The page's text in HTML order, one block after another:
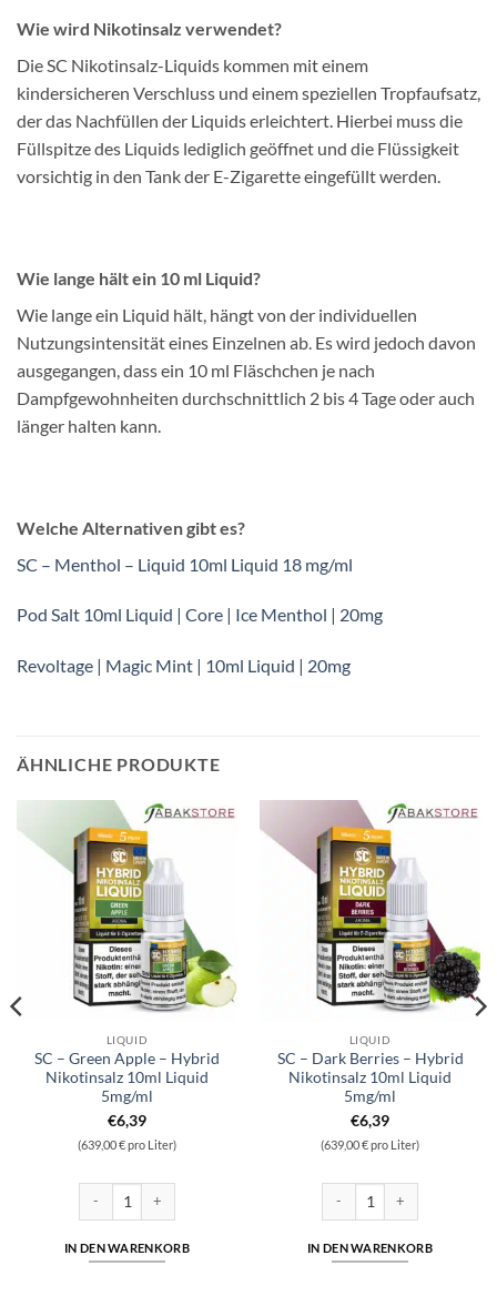
Wie wird Nikotinsalz verwendet?
Die SC Nikotinsalz-Liquids kommen mit einem
kindersicheren Verschluss und einem speziellen Tropfaufsatz,
der das Nachfüllen der Liquids erleichtert. Hierbei muss die
Füllspitze des Liquids lediglich geöffnet und die Flüssigkeit
vorsichtig in den Tank der E-Zigarette eingefüllt werden.
Wie lange hält ein 10 ml Liquid?
Wie lange ein Liquid hält, hängt von der individuellen
Nutzungsintensität eines Einzelnen ab. Es wird jedoch davon
ausgegangen, dass ein 10 ml Fläschchen je nach
Dampfgewohnheiten durchschnittlich 2 bis 4 Tage oder auch
länger halten kann.
Welche Alternativen gibt es?
SC – Menthol – Liquid 10ml Liquid 18 mg/ml
Pod Salt 10ml Liquid | Core | Ice Menthol | 20mg
Revoltage | Magic Mint | 10ml Liquid | 20mg
ÄHNLICHE PRODUKTE
LIQUID
SC – Green Apple – Hybrid
Nikotinsalz 10ml Liquid
5mg/ml
€6,39
(639,00 € pro Liter)
IN DEN WARENKORB
LIQUID
SC – Dark Berries – Hybrid
Nikotinsalz 10ml Liquid
5mg/ml
€6,39
(639,00 € pro Liter)
IN DEN WARENKORB